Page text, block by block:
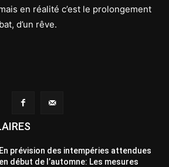
en réalité c’est le prolongement
d’un rêve.
En prévision des intempéries attendues
en début de l’automne: Les mesures